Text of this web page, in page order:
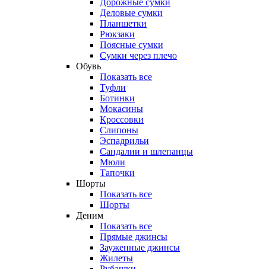
Дорожные сумки
Деловые сумки
Планшетки
Рюкзаки
Поясные сумки
Сумки через плечо
Обувь
Показать все
Туфли
Ботинки
Мокасины
Кроссовки
Слипоны
Эспадрильи
Сандалии и шлепанцы
Мюли
Тапочки
Шорты
Показать все
Шорты
Деним
Показать все
Прямые джинсы
Зауженные джинсы
Жилеты